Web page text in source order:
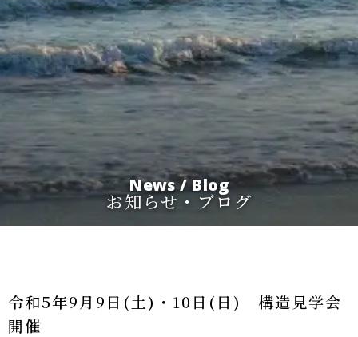
News / Blog
お知らせ・ブログ
令和5年9月9日(土)・10日(日) 構造見学会
開催